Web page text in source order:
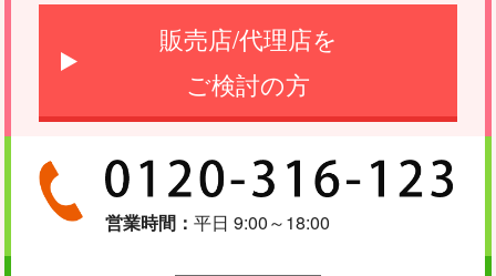
販売店/代理店を
ご検討の方
営業時間：平日 9:00～18:00